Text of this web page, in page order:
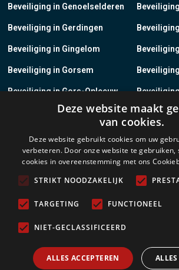
Beveiliging in Genoelselderen
Beveiliging in Gerdingen
Beveiliging in Gingelom
Beveiliging in Gorsem
Beveiliging in Gors-Opleeuw
Beveiliging in Gotem
Beveiliging in Groot-Loon
Beveiliging in Grote-Brogel
Beveiliging in Grote-Spouwen
Deze website maakt
van cookies.
Deze website gebruikt cookies om uw
verbeteren. Door onze website te gebruiken,
cookies in overeenstemming met ons
STRIKT NOODZAKELIJK
TARGETING FUNCTIONEEL
NIET-GECLASSIFICEERD
ALLES ACCEPTEREN